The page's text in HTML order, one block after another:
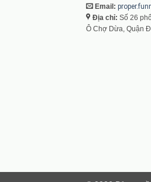
Email:
Địa chỉ: Số 26
Ô Chợ Dừa, Quận